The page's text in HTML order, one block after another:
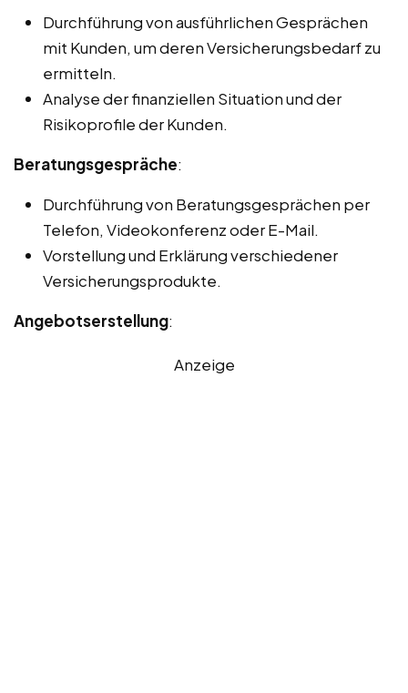
Durchführung von ausführlichen Gesprächen
mit Kunden, um deren Versicherungsbedarf zu
ermitteln.
Analyse der finanziellen Situation und der
Risikoprofile der Kunden.
Beratungsgespräche:
Durchführung von Beratungsgesprächen per
Telefon, Videokonferenz oder E-Mail.
Vorstellung und Erklärung verschiedener
Versicherungsprodukte.
Angebotserstellung:
Anzeige